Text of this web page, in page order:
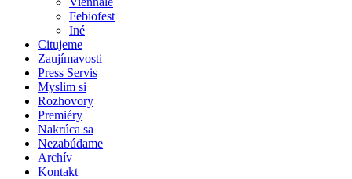
Febiofest
Iné
Citujeme
Zaujímavosti
Press Servis
Myslim si
Rozhovory
Premiéry
Nakrúca sa
Nezabúdame
Archív
Kontakt